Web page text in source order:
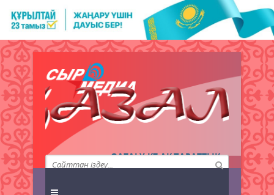
QAZALY.KZ АҚПАРАТТЫҚ
АГЕНТТІГІ